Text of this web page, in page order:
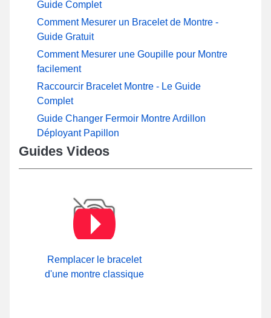
Guide Complet
Comment Mesurer un Bracelet de Montre -
Guide Gratuit
Comment Mesurer une Goupille pour Montre
facilement
Raccourcir Bracelet Montre - Le Guide
Complet
Guide Changer Fermoir Montre Ardillon
Déployant Papillon
Guides Videos
Remplacer le bracelet
d'une montre classique